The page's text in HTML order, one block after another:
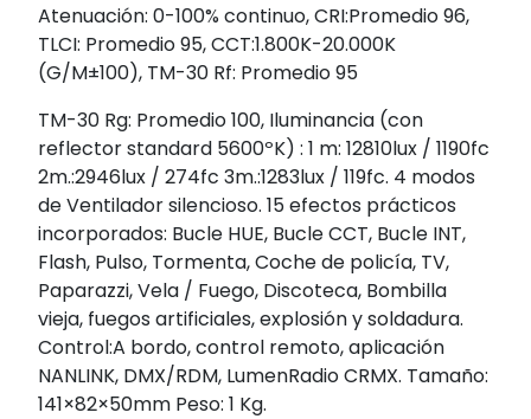
Atenuación: 0-100% continuo, CRI:Promedio 96,
TLCI: Promedio 95, CCT:1.800K-20.000K
(G/M±100), TM-30 Rf: Promedio 95
TM-30 Rg: Promedio 100, Iluminancia (con
reflector standard 5600ºK) : 1 m: 12810lux / 1190fc
2m.:2946lux / 274fc 3m.:1283lux / 119fc. 4 modos
de Ventilador silencioso. 15 efectos prácticos
incorporados: Bucle HUE, Bucle CCT, Bucle INT,
Flash, Pulso, Tormenta, Coche de policía, TV,
Paparazzi, Vela / Fuego, Discoteca, Bombilla
vieja, fuegos artificiales, explosión y soldadura.
Control:A bordo, control remoto, aplicación
NANLINK, DMX/RDM, LumenRadio CRMX. Tamaño:
141×82×50mm Peso: 1 Kg.